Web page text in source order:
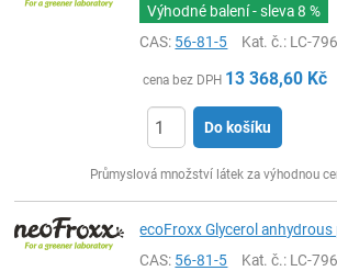
Výhodné balení - sleva8 %
CAS: 56-81-5 Kat. č.: LC-
cena bez DPH 13 368,60 Kč
Do košíku
Průmyslová množství látek za výhodnou
ecoFroxx Glycerol anhydrous
CAS: 56-81-5 Kat. č.: LC-